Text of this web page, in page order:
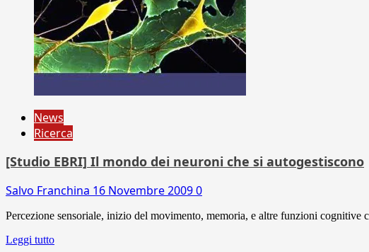
News
Ricerca
[Studio EBRI] Il mondo dei neuroni che si autogestiscono
Salvo Franchina 16 Novembre 20090
Percezione sensoriale, inizio del movimento, memoria, e altre funzioni cognitive
Leggi tutto